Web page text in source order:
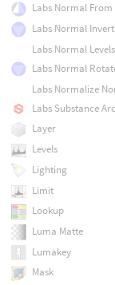
Labs Normal From
Labs Normal Invert
Labs Normal Levels
Labs Normal
Labs Normalize
Labs Substance
Layer
Levels
Lighting
Limit
Lookup
Luma Matte
Lumakey
Mask